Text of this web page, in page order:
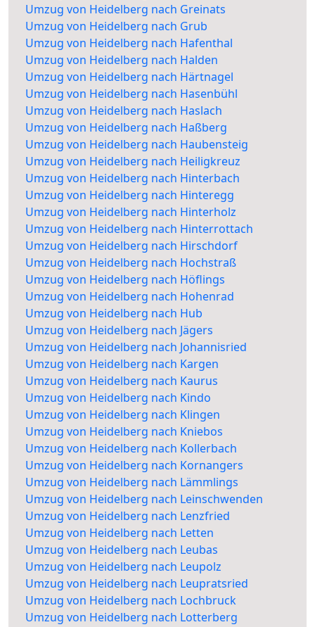
Umzug von Heidelberg nach Greinats
Umzug von Heidelberg nach Grub
Umzug von Heidelberg nach Hafenthal
Umzug von Heidelberg nach Halden
Umzug von Heidelberg nach Härtnagel
Umzug von Heidelberg nach Hasenbühl
Umzug von Heidelberg nach Haslach
Umzug von Heidelberg nach Haßberg
Umzug von Heidelberg nach Haubensteig
Umzug von Heidelberg nach Heiligkreuz
Umzug von Heidelberg nach Hinterbach
Umzug von Heidelberg nach Hinteregg
Umzug von Heidelberg nach Hinterholz
Umzug von Heidelberg nach Hinterrottach
Umzug von Heidelberg nach Hirschdorf
Umzug von Heidelberg nach Hochstraß
Umzug von Heidelberg nach Höflings
Umzug von Heidelberg nach Hohenrad
Umzug von Heidelberg nach Hub
Umzug von Heidelberg nach Jägers
Umzug von Heidelberg nach Johannisried
Umzug von Heidelberg nach Kargen
Umzug von Heidelberg nach Kaurus
Umzug von Heidelberg nach Kindo
Umzug von Heidelberg nach Klingen
Umzug von Heidelberg nach Kniebos
Umzug von Heidelberg nach Kollerbach
Umzug von Heidelberg nach Kornangers
Umzug von Heidelberg nach Lämmlings
Umzug von Heidelberg nach Leinschwenden
Umzug von Heidelberg nach Lenzfried
Umzug von Heidelberg nach Letten
Umzug von Heidelberg nach Leubas
Umzug von Heidelberg nach Leupolz
Umzug von Heidelberg nach Leupratsried
Umzug von Heidelberg nach Lochbruck
Umzug von Heidelberg nach Lotterberg